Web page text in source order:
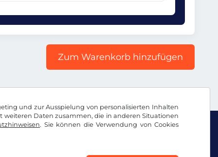
und zur Ausspielung von personalisierten Inhalten
Daten zusammen, die in anderen Situationen
. Sie können die Verwendung von Cookies
Zum Warenkorb hinzufügen